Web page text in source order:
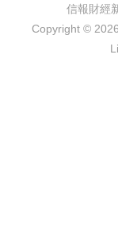
信報財經
Copyright ©